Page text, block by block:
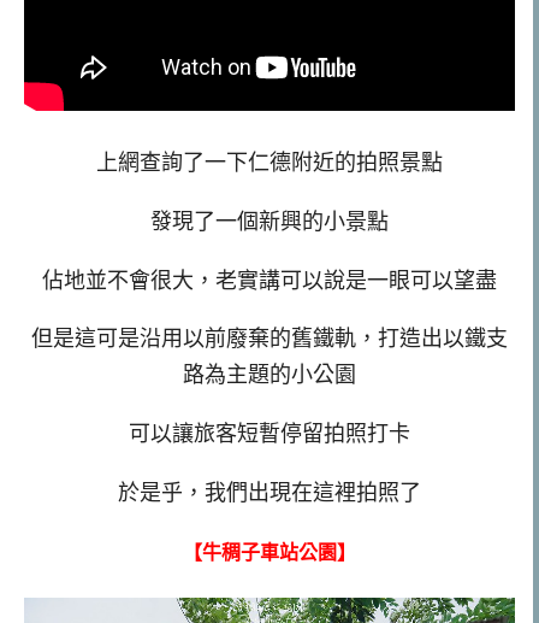
上網查詢了一下仁德附近的拍照景點
發現了一個新興的小景點
佔地並不會很大，老實講可以說是一眼可以望盡
但是這可是沿用以前廢棄的舊鐵軌，打造出以鐵支
路為主題的小公園
可以讓旅客短暫停留拍照打卡
於是乎，我們出現在這裡拍照了
【牛稠子車站公園】